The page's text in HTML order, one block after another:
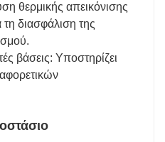
θερμικής απεικόνισης
τη διασφάλιση της
βάσεις: Υποστηρίζει